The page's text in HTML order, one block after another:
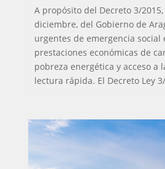
A propósito del Decreto 3/
diciembre, del Gobierno de
urgentes de emergencia social
prestaciones económicas de
pobreza energética y acceso a
lectura rápida. El Decreto Ley